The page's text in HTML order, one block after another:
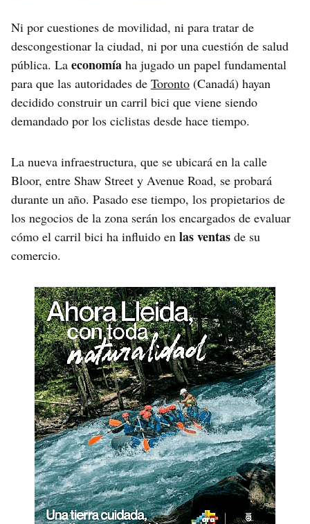
Ni por cuestiones de movilidad, ni para tratar de
descongestionar la ciudad, ni por una cuestión de salud
pública. La economía ha jugado un papel fundamental
para que las autoridades de Toronto (Canadá) hayan
decidido construir un carril bici que viene siendo
demandado por los ciclistas desde hace tiempo.
La nueva infraestructura, que se ubicará en la calle
Bloor, entre Shaw Street y Avenue Road, se probará
durante un año. Pasado ese tiempo, los propietarios de
los negocios de la zona serán los encargados de evaluar
cómo el carril bici ha influido en las ventas de su
comercio.